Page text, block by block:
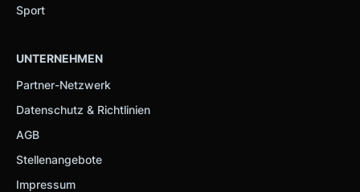
Sport
UNTERNEHMEN
Partner-Netzwerk
Datenschutz & Richtlinien
AGB
Stellenangebote
Impressum